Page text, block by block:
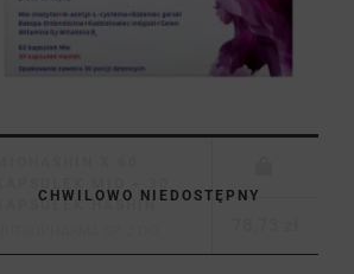
CHWILOWO NIEDOSTĘPNY
KAPSUŁEK HASHIN